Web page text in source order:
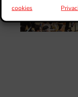
cookies